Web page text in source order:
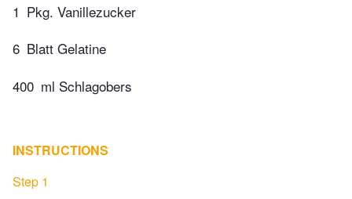
1 Pkg. Vanillezucker
6 Blatt Gelatine
400 ml Schlagobers
INSTRUCTIONS
Step 1